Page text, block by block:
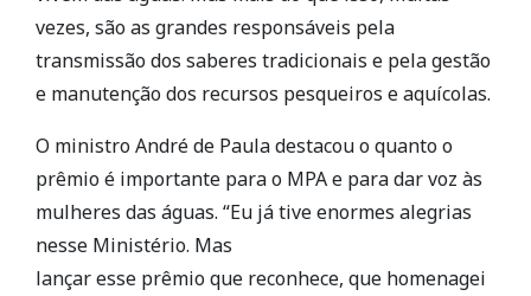
vezes, são as grandes responsáveis pela
transmissão dos saberes tradicionais e pela gestão
e manutenção dos recursos pesqueiros e aquícolas.
O ministro André de Paula destacou o quanto o
prêmio é importante para o MPA e para dar voz às
mulheres das águas. “Eu já tive enormes alegrias
nesse Ministério. Mas
lançar esse prêmio que reconhece, que homenagei